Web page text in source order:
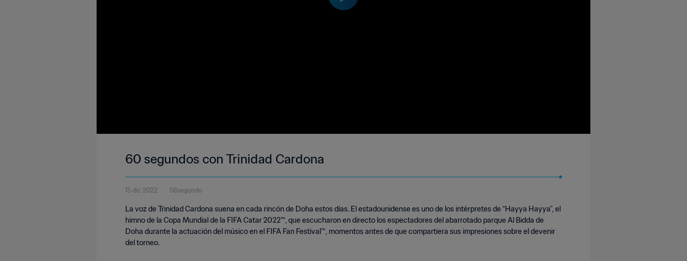
60 segundos con Trinidad Cardona
15 dic 2022 56segundo
La voz de Trinidad Cardona suena en cada rincón de Doha estos días. El estadounidense es uno de los intérpretes de “Hayya Hayya”, el
himno de la Copa Mundial de la FIFA Catar 2022™, que escucharon en directo los espectadores del abarrotado parque Al Bidda de
Doha durante la actuación del músico en el FIFA Fan Festival™, momentos antes de que compartiera sus impresiones sobre el devenir
del torneo.